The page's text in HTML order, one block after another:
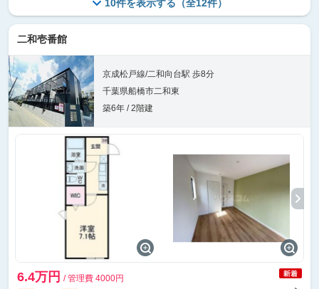
10件を表示する（全12件）
二和壱番館
京成松戸線/二和向台駅 歩8分
千葉県船橋市二和東
築6年 / 2階建
6.4万円 / 管理費 4000円